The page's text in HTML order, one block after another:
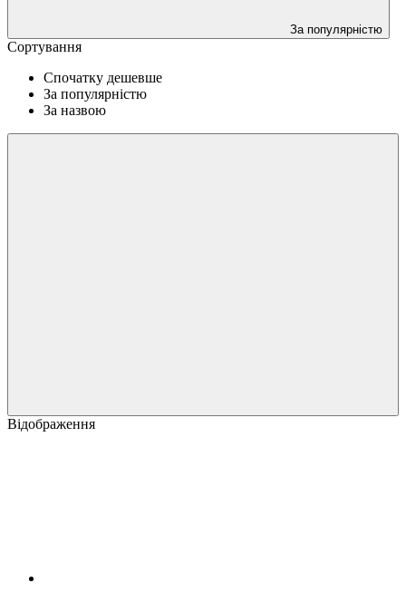
За популярністю
Сортування
Спочатку дешевше
За популярністю
За назвою
Відображення